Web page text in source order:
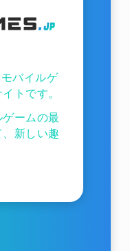
バイルゲ
トです。
ームの最
新しい趣